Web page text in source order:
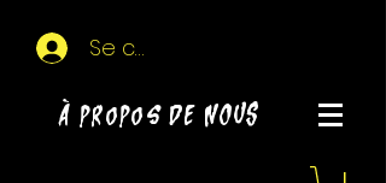
Se connecter
À propos de NOUS